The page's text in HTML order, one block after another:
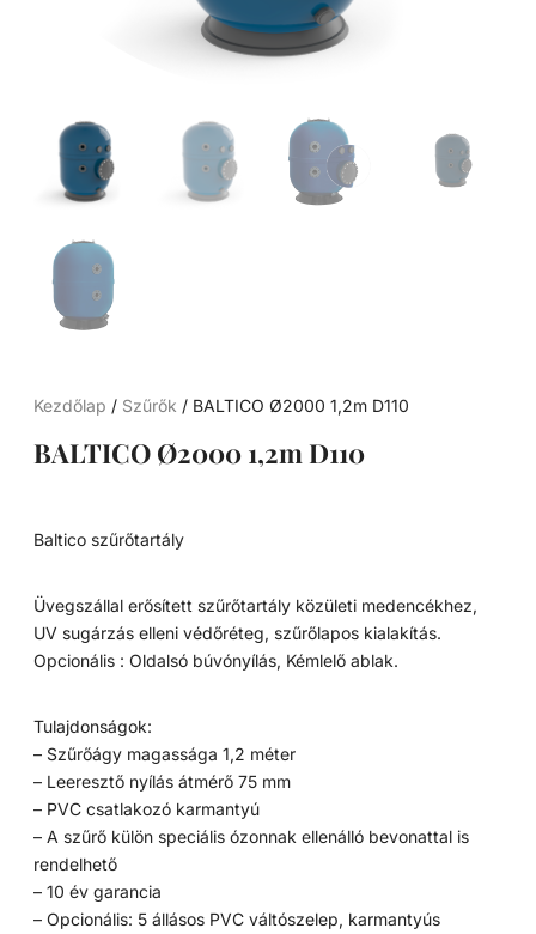
Kezdőlap / Szűrők / BALTICO Ø2000 1,2m D110
BALTICO Ø2000 1,2m D110
Baltico szűrőtartály
Üvegszállal erősített szűrőtartály közületi medencékhez,
UV sugárzás elleni védőréteg, szűrőlapos kialakítás.
Opcionális : Oldalsó búvónyílás, Kémlelő ablak.
Tulajdonságok:
– Szűrőágy magassága 1,2 méter
– Leeresztő nyílás átmérő 75 mm
– PVC csatlakozó karmantyú
– A szűrő külön speciális ózonnak ellenálló bevonattal is
rendelhető
– 10 év garancia
– Opcionális: 5 állásos PVC váltószelep, karmantyús